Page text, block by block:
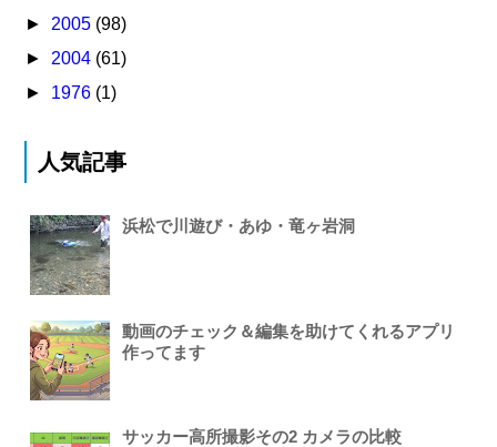
► 2005 (98)
► 2004 (61)
► 1976 (1)
人気記事
浜松で川遊び・あゆ・竜ヶ岩洞
動画のチェック＆編集を助けてくれるアプリ
作ってます
サッカー高所撮影その2 カメラの比較